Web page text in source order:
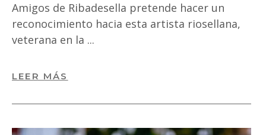
Amigos de Ribadesella pretende hacer un
reconocimiento hacia esta artista riosellana,
veterana en la
LEER MÁS